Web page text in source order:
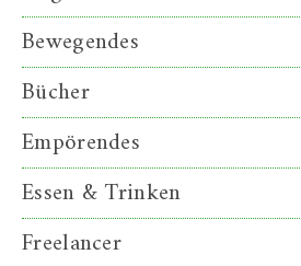
Bewegendes
Bücher
Empörendes
Essen & Trinken
Freelancer